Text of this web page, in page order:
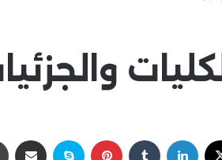
لينكدإن بينتيريست سكايب مشاركة